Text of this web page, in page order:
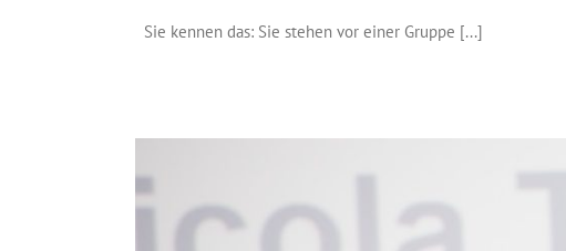
Sie kennen das: Sie stehen vor einer Gruppe [...]